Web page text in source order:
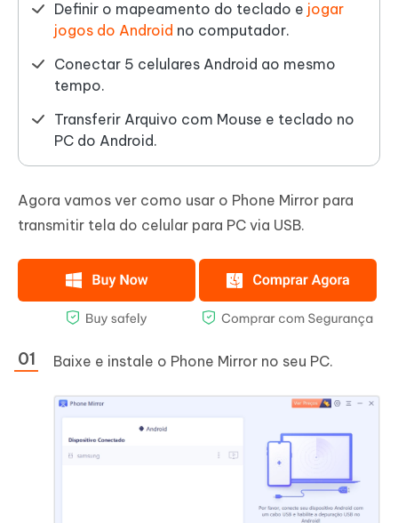
Definir o mapeamento do teclado e jogar
jogos do Android no computador.
Conectar 5 celulares Android ao mesmo
tempo.
Transferir Arquivo com Mouse e teclado no
PC do Android.
Agora vamos ver como usar o Phone Mirror para
transmitir tela do celular para PC via USB.
Baixe e instale o Phone Mirror no seu PC.